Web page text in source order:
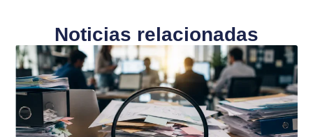
Noticias relacionadas